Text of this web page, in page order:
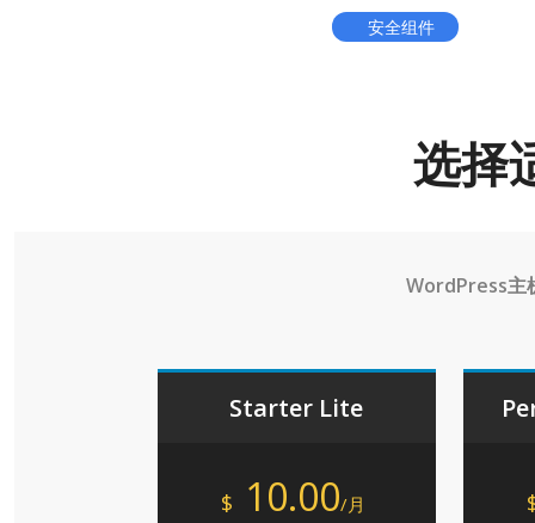
安全组件
选择
WordPress主
Starter Lite
$ 10.00/月